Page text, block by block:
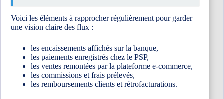
Voici les éléments à rapprocher régulièrement pour garder
une vision claire des flux :
les encaissements affichés sur la banque,
les paiements enregistrés chez le PSP,
les ventes remontées par la plateforme e-commerce,
les commissions et frais prélevés,
les remboursements clients et rétrofacturations.